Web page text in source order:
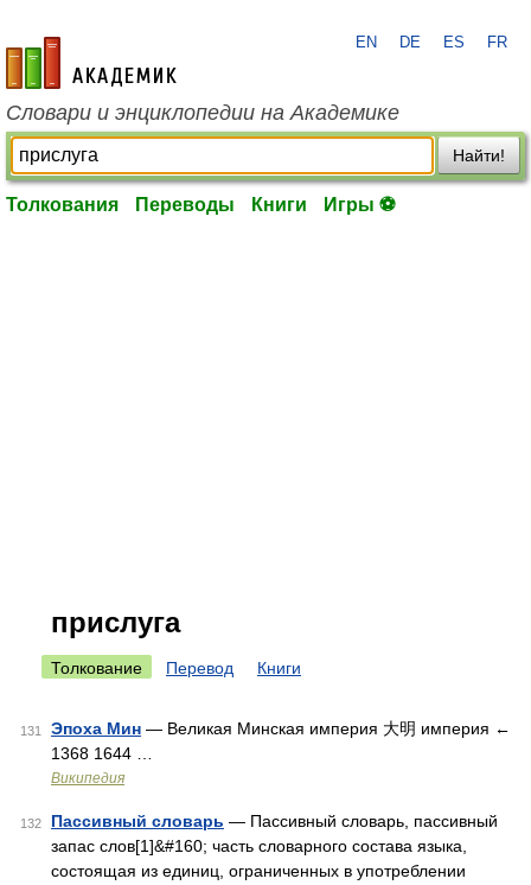
academic.ru
EN DE ES FR
Словари и энциклопедии на Академике
Найти!
Толкования Переводы Книги Игры ⚽
прислуга
Толкование Перевод Книги
131 Эпоха Мин — Великая Минская империя 大明 империя ←
1368 1644 …
Википедия
132 Пассивный словарь — Пассивный словарь, пассивный
запас слов[1]&#160; часть словарного состава языка,
состоящая из единиц, ограниченных в употреблении